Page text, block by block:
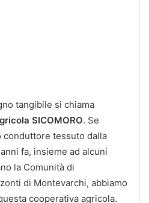
tangibile si chiama
SICOMORO. Se
tessuto dalla
fa, insieme ad alcuni
la Comunità di
di Montevarchi, abbiamo
cooperativa agricola.